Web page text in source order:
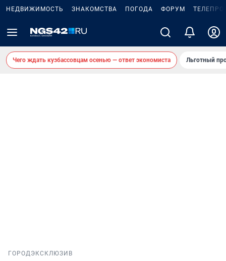
НЕДВИЖИМОСТЬ ЗНАКОМСТВА ПОГОДА ФОРУМ
Чего ждать кузбассовцам осенью — ответ экономиста Льготный
ГОРОДЭКСКЛЮЗИВ